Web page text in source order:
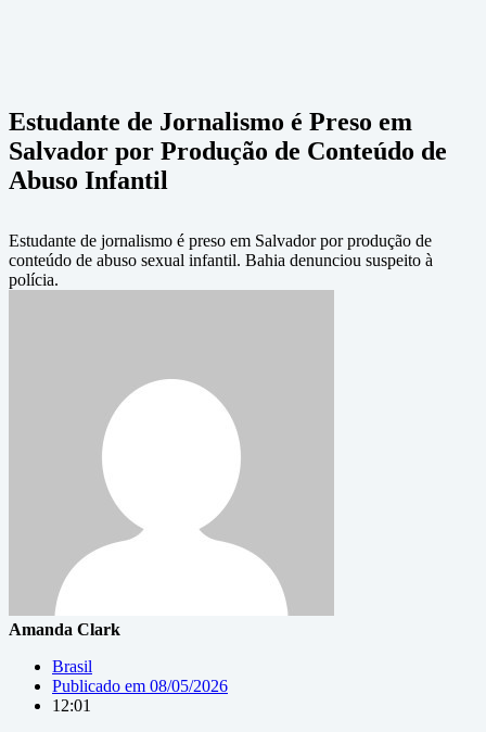
Estudante de Jornalismo é Preso em
Salvador por Produção de Conteúdo de
Abuso Infantil
Estudante de jornalismo é preso em Salvador por produção de
conteúdo de abuso sexual infantil. Bahia denunciou suspeito à
polícia.
Amanda Clark
Brasil
Publicado em 08/05/2026
12:01